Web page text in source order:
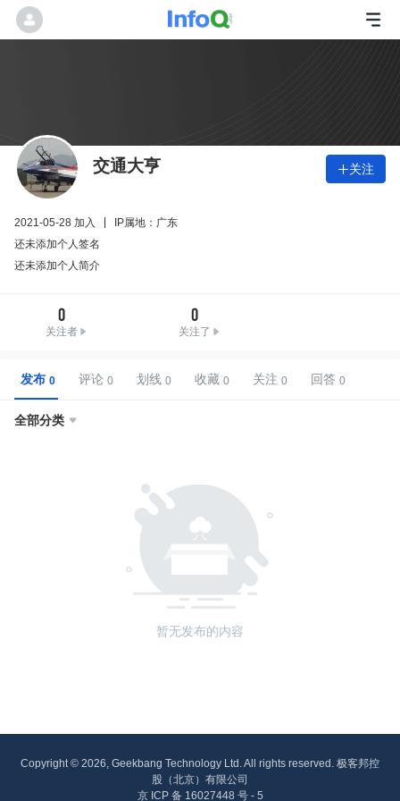
交通大亨 关注
2021-05-28 加入
IP属地：广东
还未添加个人签名
还未添加个人简介
0
关注者
0
关注了
发布 评论 划线 收藏 关注 回答
全部分类 
暂无发布的内容
Copyright © 2026, Geekbang Technology Ltd. All rights reserved. 极客邦控
股（北京）有限公司
京 ICP 备 16027448 号 - 5